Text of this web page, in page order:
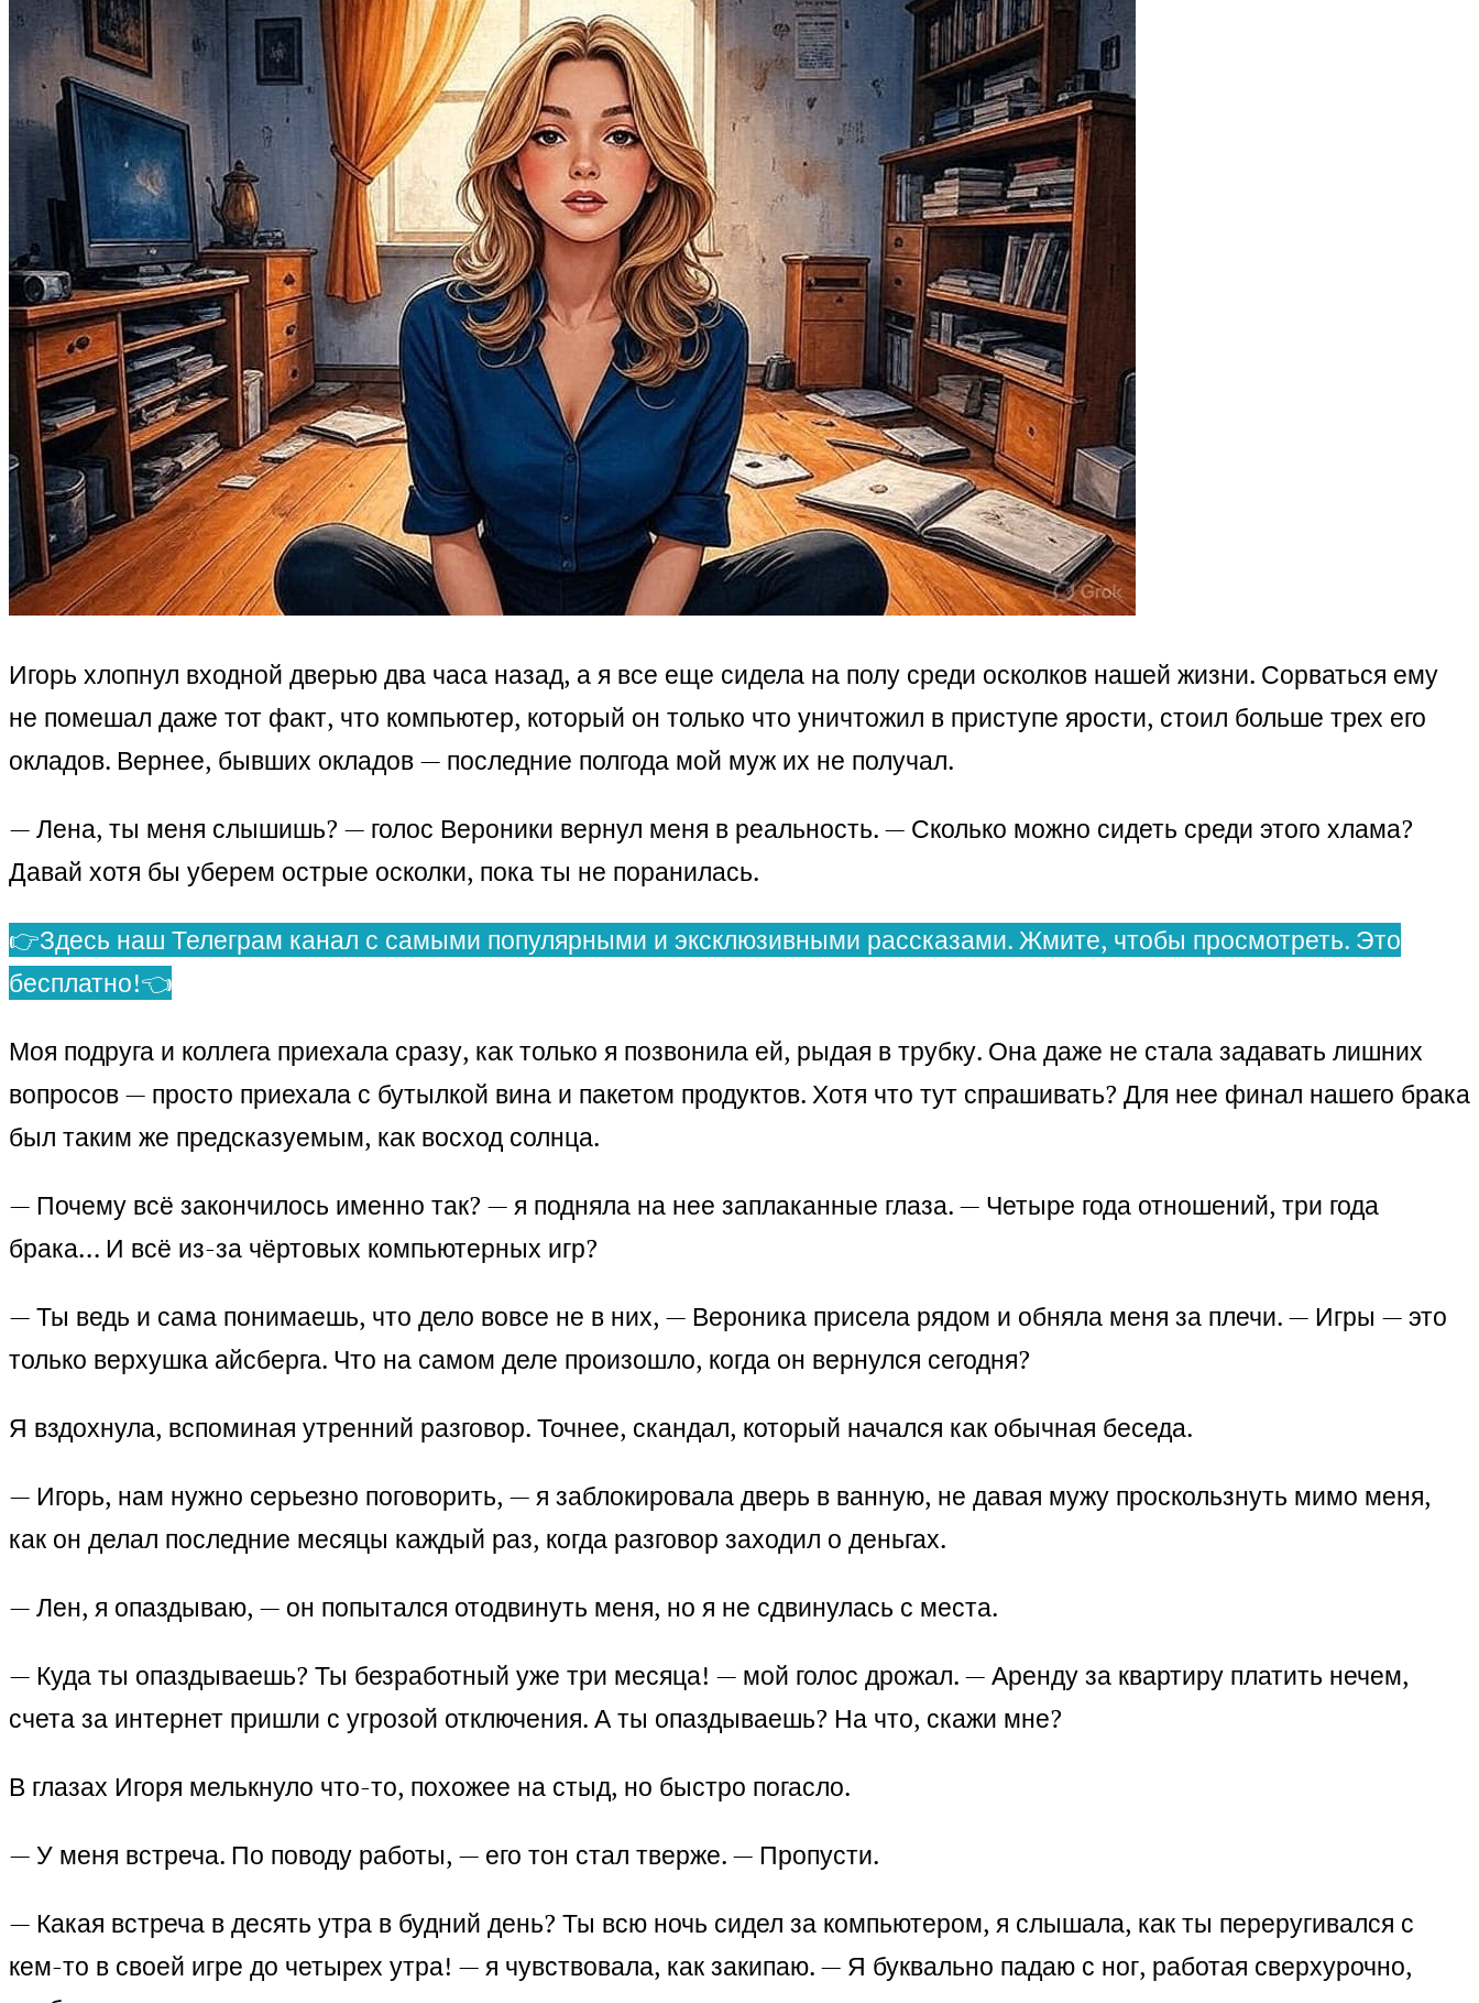
Игорь хлопнул входной дверью два часа назад, а я все еще сидела на полу среди осколков нашей жизни. Сорваться ему
не помешал даже тот факт, что компьютер, который он только что уничтожил в приступе ярости, стоил больше трех его
окладов. Вернее, бывших окладов — последние полгода мой муж их не получал.
— Лена, ты меня слышишь? — голос Вероники вернул меня в реальность. — Сколько можно сидеть среди этого хлама?
Давай хотя бы уберем острые осколки, пока ты не поранилась.
👉Здесь наш Телеграм канал с самыми популярными и эксклюзивными рассказами. Жмите, чтобы просмотреть. Это
бесплатно!👈
Моя подруга и коллега приехала сразу, как только я позвонила ей, рыдая в трубку. Она даже не стала задавать лишних
вопросов — просто приехала с бутылкой вина и пакетом продуктов. Хотя что тут спрашивать? Для нее финал нашего брака
был таким же предсказуемым, как восход солнца.
— Почему всё закончилось именно так? — я подняла на нее заплаканные глаза. — Четыре года отношений, три года
брака… И всё из-за чёртовых компьютерных игр?
— Ты ведь и сама понимаешь, что дело вовсе не в них, — Вероника присела рядом и обняла меня за плечи. — Игры — это
только верхушка айсберга. Что на самом деле произошло, когда он вернулся сегодня?
Я вздохнула, вспоминая утренний разговор. Точнее, скандал, который начался как обычная беседа.
— Игорь, нам нужно серьезно поговорить, — я заблокировала дверь в ванную, не давая мужу проскользнуть мимо меня,
как он делал последние месяцы каждый раз, когда разговор заходил о деньгах.
— Лен, я опаздываю, — он попытался отодвинуть меня, но я не сдвинулась с места.
— Куда ты опаздываешь? Ты безработный уже три месяца! — мой голос дрожал. — Аренду за квартиру платить нечем,
счета за интернет пришли с угрозой отключения. А ты опаздываешь? На что, скажи мне?
В глазах Игоря мелькнуло что-то, похожее на стыд, но быстро погасло.
— У меня встреча. По поводу работы, — его тон стал тверже. — Пропусти.
— Какая встреча в десять утра в будний день? Ты всю ночь сидел за компьютером, я слышала, как ты переругивался с
кем-то в своей игре до четырех утра! — я чувствовала, как закипаю. — Я буквально падаю с ног, работая сверхурочно,